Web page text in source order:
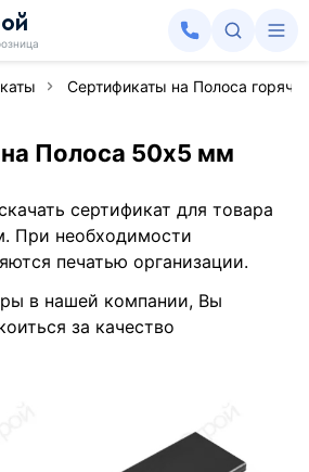
Сертификаты на Полоса
Полоса 50х5 мм
сертификат для товара
При необходимости
печатью организации.
в нашей компании, Вы
за качество